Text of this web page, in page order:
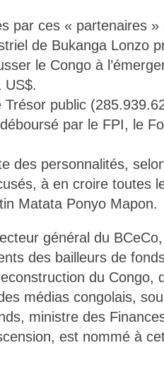
par ces « partenaires »
de Bukanga Lonzo
le Congo à
US$.
Trésor public
par le FPI, le
des personnalités,
à en croire toutes
Matata Ponyo Mapon.
général du
des bailleurs de
du Congo,
médias congolais,
ministre des
est nommé à